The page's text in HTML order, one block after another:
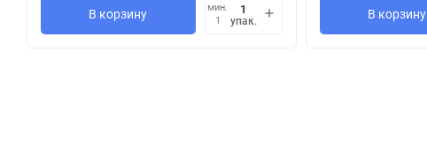
В корзину
мин.
1
упак. В корзину